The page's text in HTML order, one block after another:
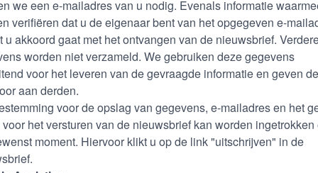
we een e-mailadres van u nodig. Evenals informatie
verifiëren dat u de eigenaar bent van het opgegeven e-
u akkoord gaat met het ontvangen van de nieuwsbrief.
worden niet verzameld. We gebruiken deze gegevens
voor het leveren van de gevraagde informatie en geven
aan derden.
voor de opslag van gegevens, e-mailadres en het
het versturen van de nieuwsbrief kan worden ingetrokken
moment. Hiervoor klikt u op de link "uitschrijven" in de